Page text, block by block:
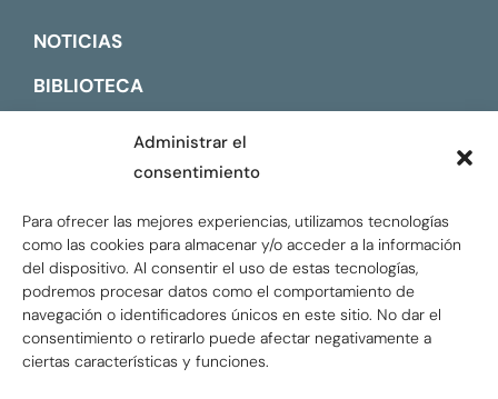
Administrar el
consentimiento
Para ofrecer las mejores experiencias, utilizamos tecnologías
como las cookies para almacenar y/o acceder a la información
del dispositivo. Al consentir el uso de estas tecnologías,
podremos procesar datos como el comportamiento de
navegación o identificadores únicos en este sitio. No dar el
consentimiento o retirarlo puede afectar negativamente a
ciertas características y funciones.
NOTICIAS
BIBLIOTECA